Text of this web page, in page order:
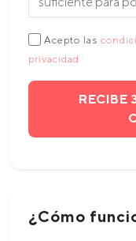
Acepto las
privacidad
RECIBE
¿Cómo